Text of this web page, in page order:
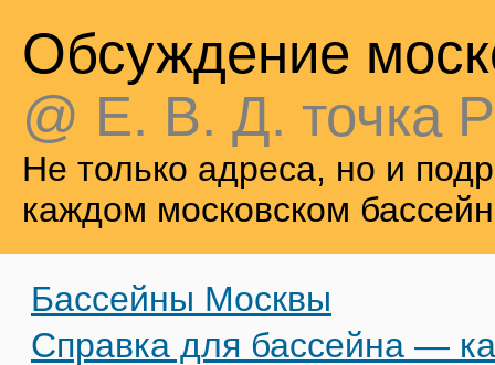
Обсуждение
@ Е. В. Д. точка
Не только адреса, но и
каждом московском
Бассейны Москвы
Справка для бассейна —